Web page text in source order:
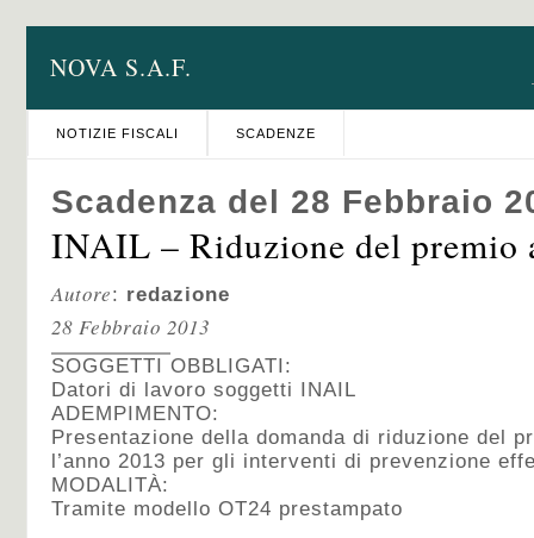
NOVA S.A.F.
NOTIZIE FISCALI SCADENZE
Scadenza del 28 Febbraio
INAIL – Riduzione del premio
Autore: redazione
28 Febbraio 2013
SOGGETTI OBBLIGATI:
Datori di lavoro soggetti INAIL
ADEMPIMENTO:
Presentazione della domanda di riduzione del
l’anno 2013 per gli interventi di prevenzione
MODALITÀ:
Tramite modello OT24 prestampato